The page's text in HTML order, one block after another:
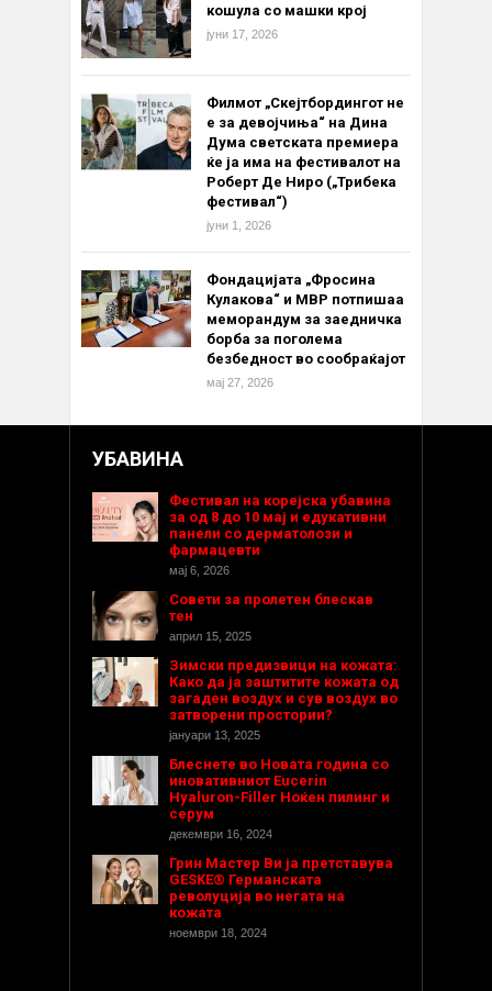
кошула со машки крој
јуни 17, 2026
Филмот „Скејтбордингот не
е за девојчиња“ на Дина
Дума светската премиера
ќе ја има на фестивалот на
Роберт Де Ниро („Трибека
фестивал“)
јуни 1, 2026
Фондацијата „Фросина
Кулакова“ и МВР потпишаа
меморандум за заедничка
борба за поголема
безбедност во сообраќајот
мај 27, 2026
УБАВИНА
Фестивал на корејска убавина
за од 8 до 10 мај и едукативни
панели со дерматолози и
фармацевти
мај 6, 2026
Совети за пролетен блескав
тен
април 15, 2025
Зимски предизвици на кожата:
Како да ја заштитите кожата од
загаден воздух и сув воздух во
затворени простории?
јануари 13, 2025
Блеснете во Новата година со
иновативниот Eucerin
Hyaluron-Filler Ноќен пилинг и
серум
декември 16, 2024
Грин Мастер Ви ја претставува
GESKE® Германската
револуција во негата на
кожата
ноември 18, 2024